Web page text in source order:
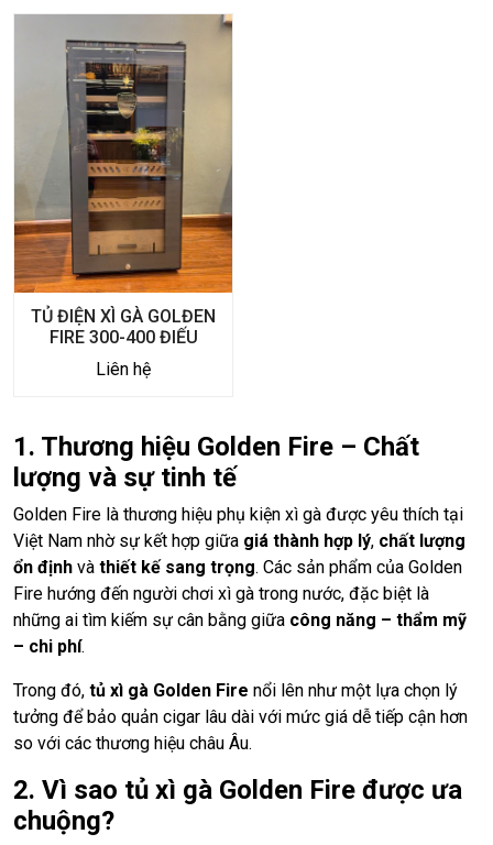
TỦ ĐIỆN XÌ GÀ GOLĐEN
FIRE 300-400 ĐIẾU
Liên hệ
1. Thương hiệu Golden Fire – Chất
lượng và sự tinh tế
Golden Fire là thương hiệu phụ kiện xì gà được yêu thích tại
Việt Nam nhờ sự kết hợp giữa giá thành hợp lý, chất lượng
ổn định và thiết kế sang trọng. Các sản phẩm của Golden
Fire hướng đến người chơi xì gà trong nước, đặc biệt là
những ai tìm kiếm sự cân bằng giữa công năng – thẩm mỹ
– chi phí.
Trong đó, tủ xì gà Golden Fire nổi lên như một lựa chọn lý
tưởng để bảo quản cigar lâu dài với mức giá dễ tiếp cận hơn
so với các thương hiệu châu Âu.
2. Vì sao tủ xì gà Golden Fire được ưa
chuộng?